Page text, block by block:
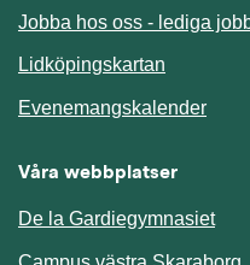
Jobba hos oss - lediga
Lidköpingskartan
EvenemangskalenderLänk
Våra webbplatser
De la Gardiegymnasiet